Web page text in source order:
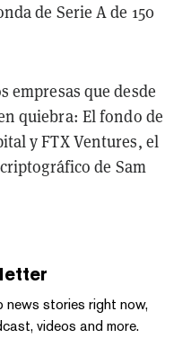
de Serie A de 150
empresas que desde
quiebra: El fondo de
y FTX Ventures, el
de Sam
stories right now,
videos and more.